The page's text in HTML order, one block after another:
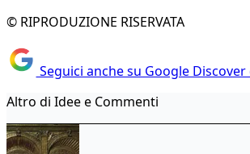
© RIPRODUZIONE RISERVATA
Seguici anche su Google
Altro di Idee e Commenti